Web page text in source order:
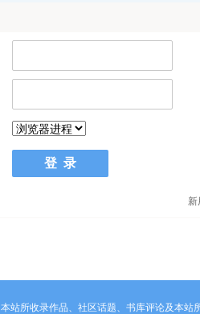
新
本站所收录作品、社区话题、书库评论及本站